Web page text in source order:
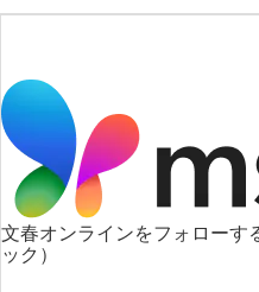
文春オンラインをフォローす
ック）